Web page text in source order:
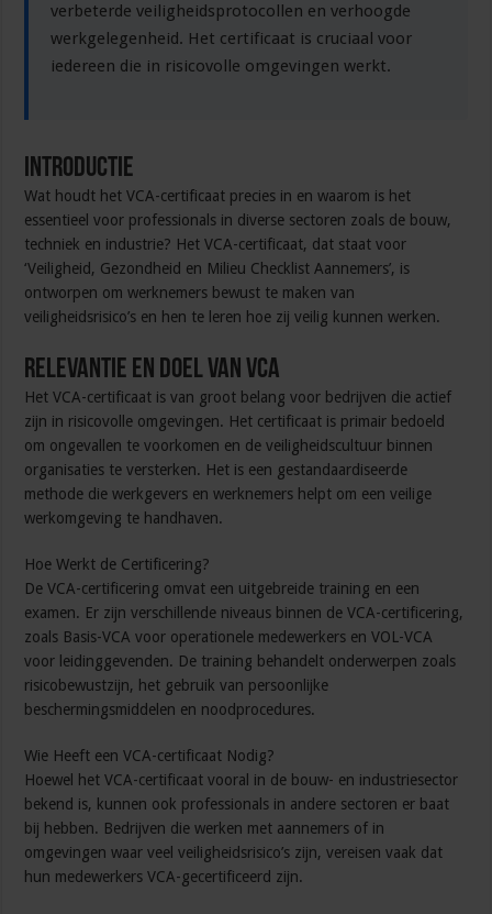
verbeterde veiligheidsprotocollen en verhoogde
werkgelegenheid. Het certificaat is cruciaal voor
iedereen die in risicovolle omgevingen werkt.
Introductie
Wat houdt het VCA-certificaat precies in en waarom is het
essentieel voor professionals in diverse sectoren zoals de bouw,
techniek en industrie? Het VCA-certificaat, dat staat voor
‘Veiligheid, Gezondheid en Milieu Checklist Aannemers’, is
ontworpen om werknemers bewust te maken van
veiligheidsrisico’s en hen te leren hoe zij veilig kunnen werken.
Relevantie en Doel van VCA
Het VCA-certificaat is van groot belang voor bedrijven die actief
zijn in risicovolle omgevingen. Het certificaat is primair bedoeld
om ongevallen te voorkomen en de veiligheidscultuur binnen
organisaties te versterken. Het is een gestandaardiseerde
methode die werkgevers en werknemers helpt om een veilige
werkomgeving te handhaven.
Hoe Werkt de Certificering?
De VCA-certificering omvat een uitgebreide training en een
examen. Er zijn verschillende niveaus binnen de VCA-certificering,
zoals Basis-VCA voor operationele medewerkers en VOL-VCA
voor leidinggevenden. De training behandelt onderwerpen zoals
risicobewustzijn, het gebruik van persoonlijke
beschermingsmiddelen en noodprocedures.
Wie Heeft een VCA-certificaat Nodig?
Hoewel het VCA-certificaat vooral in de bouw- en industriesector
bekend is, kunnen ook professionals in andere sectoren er baat
bij hebben. Bedrijven die werken met aannemers of in
omgevingen waar veel veiligheidsrisico’s zijn, vereisen vaak dat
hun medewerkers VCA-gecertificeerd zijn.